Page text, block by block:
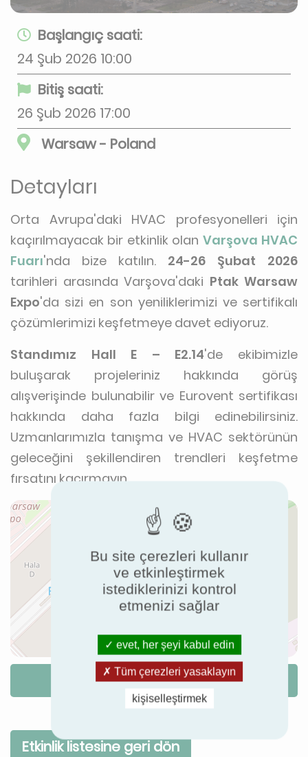
Başlangıç ​​saati:
24 Şub 2026 10:00
Bitiş saati:
26 Şub 2026 17:00
Warsaw - Poland
Detayları
Orta Avrupa'daki HVAC profesyonelleri için
kaçırılmayacak bir etkinlik olan Varşova HVAC
Fuarı'nda bize katılın. 24-26 Şubat 2026
tarihleri arasında Varşova'daki Ptak Warsaw
Expo'da sizi en son yeniliklerimizi ve sertifikalı
çözümlerimizi keşfetmeye davet ediyoruz.
Standımız Hall E – E2.14'de ekibimizle
buluşarak projeleriniz hakkında görüş
alışverişinde bulunabilir ve Eurovent sertifikası
hakkında daha fazla bilgi edinebilirsiniz.
Uzmanlarımızla tanışma ve HVAC sektörünün
geleceğini şekillendiren trendleri keşfetme
fırsatını kaçırmayın.
Rota
Etkinlik listesine geri dön
Bu site çerezleri kullanır
ve etkinleştirmek
istediklerinizi kontrol
etmenizi sağlar
evet, her şeyi kabul edin
Tüm çerezleri yasaklayın
kişiselleştirmek